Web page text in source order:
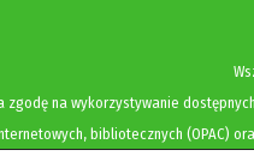
zgodę na wykorzystywanie
bibliotecznych (OPAC)